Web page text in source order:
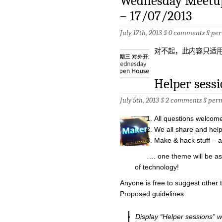
– 17/07/2013
July 17th, 2013 §0 comments§
对不起，此内容只适
Helper
July 5th, 2013 §2 comments§
All questions
We all share and
Make & hack stuff –
…. one theme will be
of technology!
Anyone is free to suggest other
Proposed guidelines
Display “Helper sessions”